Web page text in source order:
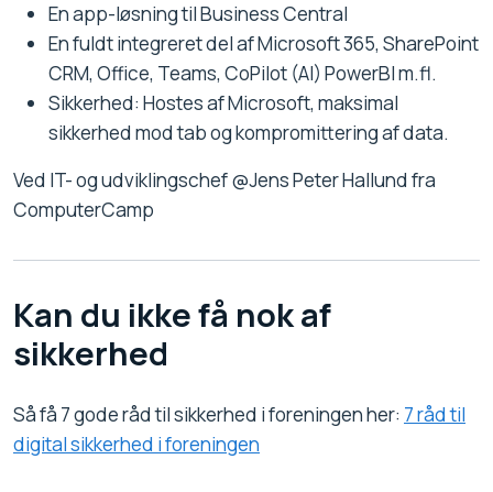
En app-løsning til Business Central
En fuldt integreret del af Microsoft 365, SharePoint
CRM, Office, Teams, CoPilot (AI) PowerBI m.fl.
Sikkerhed: Hostes af Microsoft, maksimal
sikkerhed mod tab og kompromittering af data.
Ved IT- og udviklingschef @Jens Peter Hallund fra
ComputerCamp
Kan du ikke få nok af
sikkerhed
Så få 7 gode råd til sikkerhed i foreningen her: 7 råd til
digital sikkerhed i foreningen